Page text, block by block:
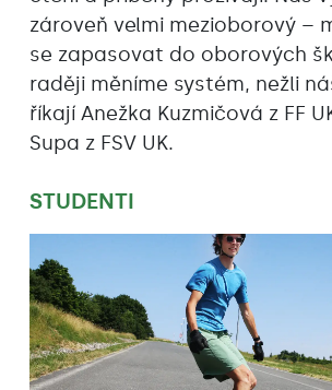
zároveň velmi mezioborový –
se zapasovat do oborových
raději měníme systém, nežli
říkají Anežka Kuzmičová z FF
Supa z FSV UK.
STUDENTI